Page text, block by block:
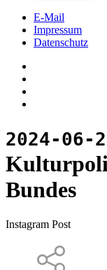
E-Mail
Impressum
Datenschutz
2024-06-
Bundes
Instagram Post